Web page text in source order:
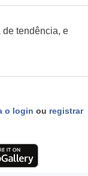
de tendência, e
o login ou registrar